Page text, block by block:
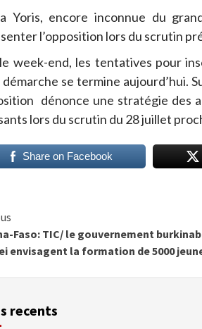
Yoris, encore inconnue du
l’opposition lors du scrutin
week-end, les tentatives pour
se termine aujourd’hui.
dénonce une stratégie des
lors du scrutin du 28 juillet
Share on Facebook
Faso: TIC/ le gouvernement
envisagent la formation de 5000
recents